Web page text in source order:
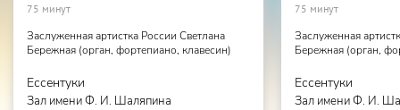
75 минут
Заслуженная артистка России Светлана
Бережная (орган, фортепиано, клавесин)
Ессентуки
Зал имени Ф. И. Шаляпина
75 минут
Заслуженная
Бережная (орган,
Ессентуки
Зал имени Ф. И.